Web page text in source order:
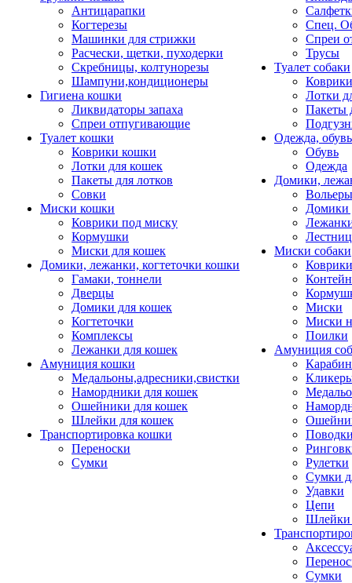
Антицарапки
Когтерезы
Машинки для стрижки
Расчески, щетки, пуходерки
Скребницы, колтунорезы
Шампуни,кондиционеры
Гигиена кошки
Ликвидаторы запаха
Спреи отпугивающие
Туалет кошки
Коврики кошки
Лотки для кошек
Пакеты для лотков
Совки
Миски кошки
Коврики под миску
Кормушки
Миски для кошек
Домики, лежанки, когтеточки кошки
Гамаки, тоннели
Дверцы
Домики для кошек
Когтеточки
Комплексы
Лежанки для кошек
Амуниция кошки
Медальоны,адресники,свистки
Намордники для кошек
Ошейники для кошек
Шлейки для кошек
Транспортировка кошки
Переноски
Сумки
Спец.
Спреи
Трусы
Туалет собаки
Коврики
Лотки
Пакеты
Одежда, обувь
Обувь
Одежда
Домики,
Домики
Миски собаки
Миски
Миски
Поилки
Амуниция
Рулетки
Сумки
Удавки
Цепи
Шлейки
Сумки